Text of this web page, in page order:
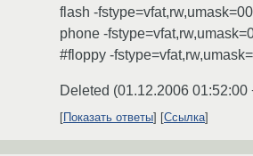
flash -
phone -
#floppy -
Deleted (01.12.2006 01:52:00
Показать ответы Ссылка